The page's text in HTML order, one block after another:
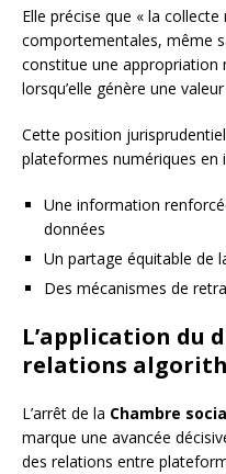
Elle précise que « la
comportementales, même
constitue une appropriation
lorsqu’elle génère une
Cette position
plateformes numériques en
Une information
données
Un partage équitable de
Des mécanismes de
L’application du
relations
L’arrêt de la Chambre
marque une avancée
des relations entre